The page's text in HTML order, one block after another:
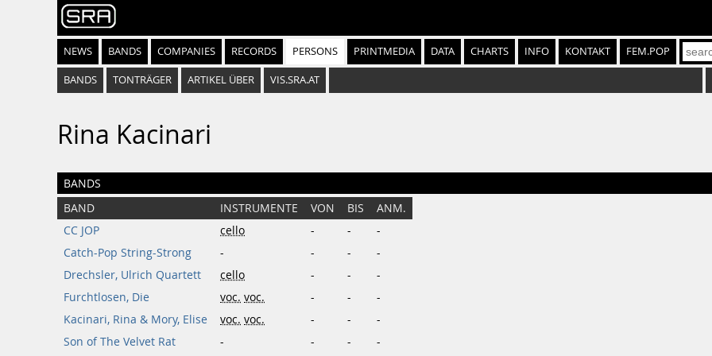
NEWS BANDS COMPANIES RECORDS PERSONS PRINTMEDIA DATA CHARTS INFO KONTAKT FEM.POP
BANDS TONTRÄGER ARTIKEL ÜBER VIS.SRA.AT
Rina Kacinari
BANDS
BAND INSTRUMENTE VON BIS
ANM.
CC JOP
cello - -
-
Catch-Pop String-Strong
- - -
-
Drechsler, Ulrich Quartett
cello - -
-
Furchtlosen, Die
voc. voc. - -
-
Kacinari, Rina & Mory, Elise
voc. voc. - -
-
Son of The Velvet Rat
- - - -